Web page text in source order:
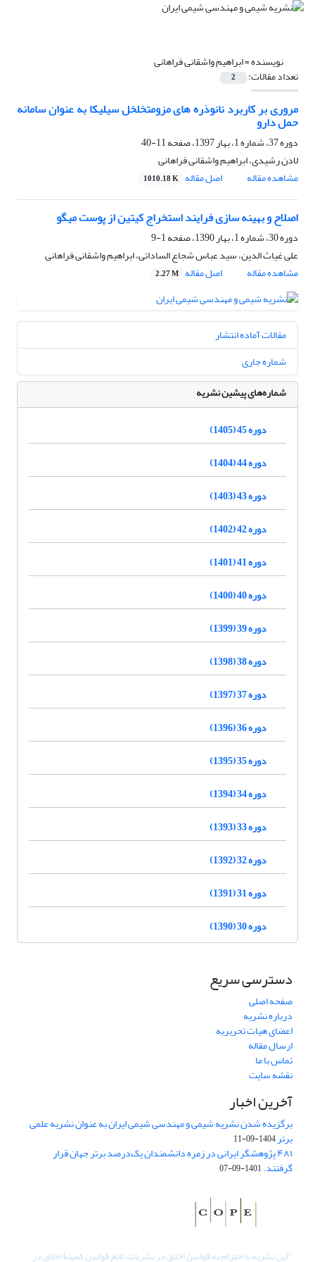
نویسنده =ابراهیم واشقانی فراهانی
تعداد مقالات: 2
مروری بر کاربرد نانوذره های مزومتخلخل سیلیکا به عنوان سامانه
حمل دارو
دوره 37، شماره 1، بهار 1397، صفحه
11-40
لادن رشیدی، ابراهیم واشقانی فراهانی
مشاهده مقاله
اصل مقاله 1010.18 K
اصلاح و بهینه سازی فرایند استخراج کیتین از پوست میگو
دوره 30، شماره 1، بهار 1390، صفحه
1-9
علی غیاث الدین، سید عباس شجاع الساداتی، ابراهیم واشقانی فراهانی
مشاهده مقاله
اصل مقاله 2.27 M
مقالات آماده انتشار
شماره جاری
شماره‌های پیشین نشریه
دوره 45 (1405)
دوره 44 (1404)
دوره 43 (1403)
دوره 42 (1402)
دوره 41 (1401)
دوره 40 (1400)
دوره 39 (1399)
دوره 38 (1398)
دوره 37 (1397)
دوره 36 (1396)
دوره 35 (1395)
دوره 34 (1394)
دوره 33 (1393)
دوره 32 (1392)
دوره 31 (1391)
دوره 30 (1390)
دسترسی سریع
صفحه اصلی
درباره نشریه
اعضای هیات تحریریه
ارسال مقاله
تماس با ما
نقشه سایت
آخرین اخبار
برگزیده شدن نشریه شیمی و مهندسی شیمی ایران به عنوان نشریه علمی
برتر1404-09-11
۴۸۱ پژوهشگر ایرانی در زمره دانشمندان یک‌درصد برتر جهان قرار
گرفتند.1401-09-07
"این نشریه با احترام به قوانین اخلاق در نشریات، تابع قوانین کمیتۀ اخلاق در